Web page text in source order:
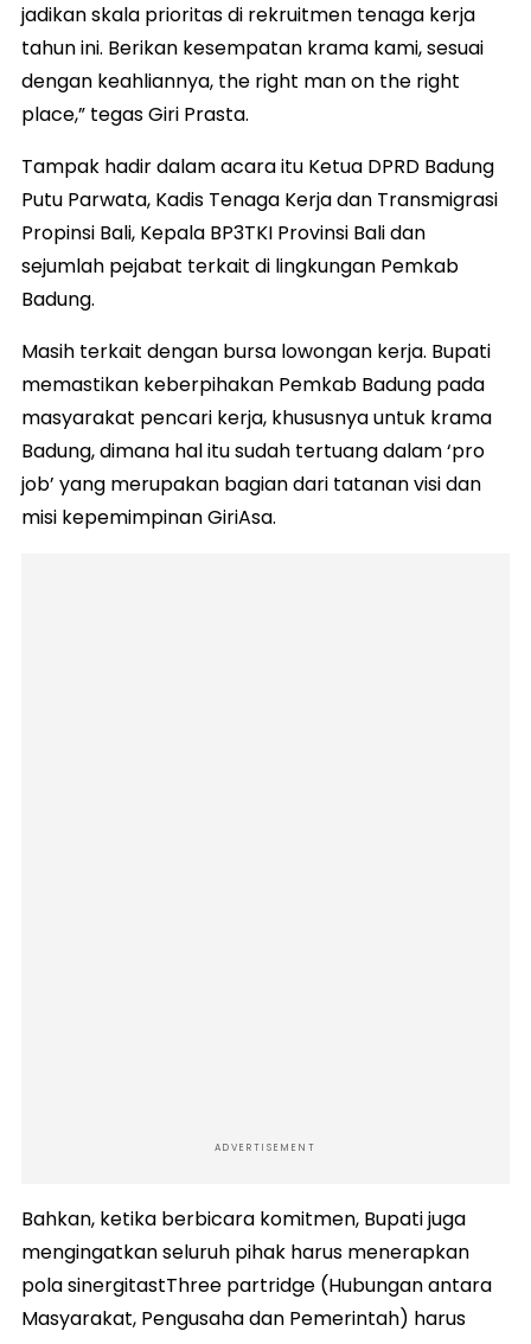
jadikan skala prioritas di rekruitmen tenaga kerja
tahun ini. Berikan kesempatan krama kami, sesuai
dengan keahliannya, the right man on the right
place,” tegas Giri Prasta.
Tampak hadir dalam acara itu Ketua DPRD Badung
Putu Parwata, Kadis Tenaga Kerja dan Transmigrasi
Propinsi Bali, Kepala BP3TKI Provinsi Bali dan
sejumlah pejabat terkait di lingkungan Pemkab
Badung.
Masih terkait dengan bursa lowongan kerja. Bupati
memastikan keberpihakan Pemkab Badung pada
masyarakat pencari kerja, khususnya untuk krama
Badung, dimana hal itu sudah tertuang dalam ‘pro
job’ yang merupakan bagian dari tatanan visi dan
misi kepemimpinan GiriAsa.
ADVERTISEMENT
Bahkan, ketika berbicara komitmen, Bupati juga
mengingatkan seluruh pihak harus menerapkan
pola sinergitastThree partridge (Hubungan antara
Masyarakat, Pengusaha dan Pemerintah) harus